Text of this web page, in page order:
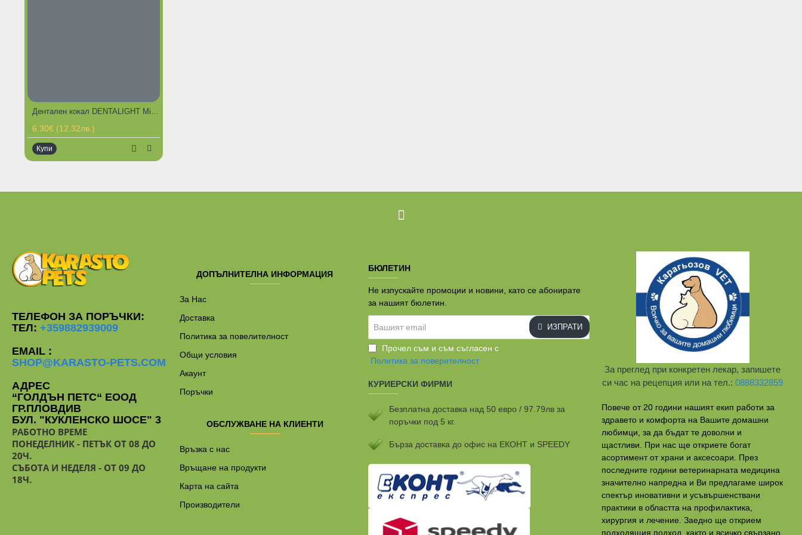
6.30€ (12.32лв.)
Купи
ТЕЛЕФОН ЗА ПОРЪЧКИ:
ТЕЛ: +359882939009
EMAIL :
SHOP@KARASTO-PETS.COM
АДРЕС
“ГОЛДЪН ПЕТС“ ЕООД
ГР.ПЛОВДИВ
БУЛ. "КУКЛЕНСКО ШОСЕ" 3
РАБОТНО ВРЕМЕ
ПОНЕДЕЛНИК - ПЕТЪК ОТ 08 ДО
20Ч.
СЪБОТА И НЕДЕЛЯ - ОТ 09 ДО
18Ч.
ДОПЪЛНИТЕЛНА ИНФОРМАЦИЯ
За Нас
Доставка
Политика за повелителност
Общи условия
Акаунт
Поръчки
ОБСЛУЖВАНЕ НА КЛИЕНТИ
Връзка с нас
Връщане на продукти
Карта на сайта
Производители
БЮЛЕТИН
Не изпускайте промоции и новини, като се абонирате
за нашият бюлетин.
email
ИЗПРАТИ
Прочел съм и съм съгласен с
Политика за поверителност
КУРИЕРСКИ ФИРМИ
Безплатна доставка над 50 евро / 97.79лв за
поръчки под 5 кг.
Бързa доставка до офис на ЕКОНТ и SPEEDY
За преглед при конкретен лекар, запишете
си час на рецепция или на тел.:0888332859
Повече от 20 години нашият екип работи за
здравето и комфорта на Вашите домашни
любимци, за да бъдат те доволни и
щастливи. При нас ще откриете богат
асортимент от храни и аксесоари. През
последните години ветеринарната медицина
значително напредна и Ви предлагаме широк
спектър иновативни и усъвършенствани
практики в областта на профилактикa,
хирургия и лечение. Заедно ще открием
подходящия подход, както и всичко свързано